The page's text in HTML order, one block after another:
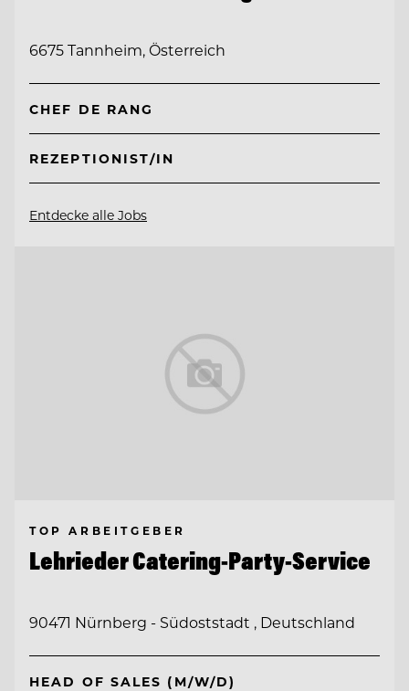
6675 Tannheim, Österreich
CHEF DE RANG
REZEPTIONIST/IN
Entdecke alle Jobs
TOP ARBEITGEBER
Lehrieder Catering-Party-Service
90471 Nürnberg - Südoststadt , Deutschland
HEAD OF SALES (M/W/D)